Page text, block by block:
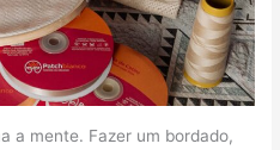
a mente. Fazer um bordado,